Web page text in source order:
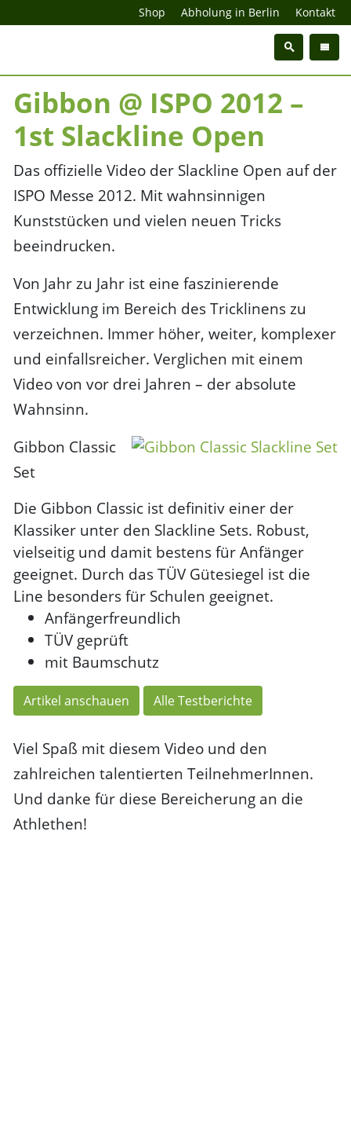
Shop Abholung in Berlin Kontakt
Gibbon @ ISPO 2012 –
1st Slackline Open
Das offizielle Video der Slackline Open auf der
ISPO Messe 2012. Mit wahnsinnigen
Kunststücken und vielen neuen Tricks
beeindrucken.
Von Jahr zu Jahr ist eine faszinierende
Entwicklung im Bereich des Tricklinens zu
verzeichnen. Immer höher, weiter, komplexer
und einfallsreicher. Verglichen mit einem
Video von vor drei Jahren – der absolute
Wahnsinn.
Gibbon Classic
Set
Die Gibbon Classic ist definitiv einer der
Klassiker unter den Slackline Sets. Robust,
vielseitig und damit bestens für Anfänger
geeignet. Durch das TÜV Gütesiegel ist die
Line besonders für Schulen geeignet.
Anfängerfreundlich
TÜV geprüft
mit Baumschutz
Artikel anschauen Alle Testberichte
Viel Spaß mit diesem Video und den
zahlreichen talentierten TeilnehmerInnen.
Und danke für diese Bereicherung an die
Athlethen!